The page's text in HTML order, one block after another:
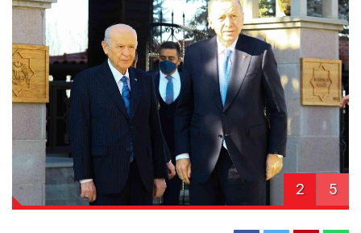
2 5